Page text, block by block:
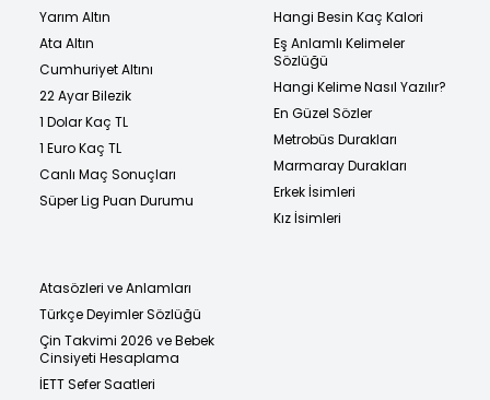
Yarım Altın
Ata Altın
Cumhuriyet Altını
22 Ayar Bilezik
1 Dolar Kaç TL
1 Euro Kaç TL
Canlı Maç Sonuçları
Süper Lig Puan Durumu
Hangi Besin Kaç Kalori
Eş Anlamlı Kelimeler
Sözlüğü
Hangi Kelime Nasıl Yazılır?
En Güzel Sözler
Metrobüs Durakları
Marmaray Durakları
Erkek İsimleri
Kız İsimleri
Atasözleri ve Anlamları
Türkçe Deyimler Sözlüğü
Çin Takvimi 2026 ve Bebek
Cinsiyeti Hesaplama
İETT Sefer Saatleri